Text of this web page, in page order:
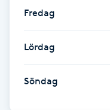
Headspa
Fredag
Lördag
Söndag